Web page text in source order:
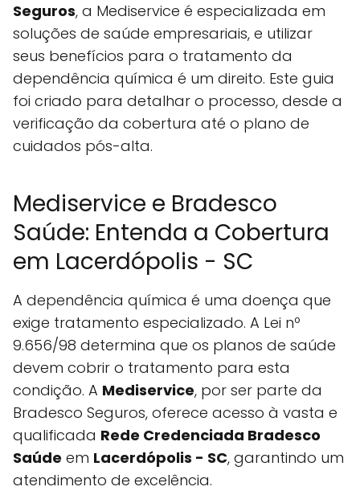
Seguros, a Mediservice é especializada em
soluções de saúde empresariais, e utilizar
seus benefícios para o tratamento da
dependência química é um direito. Este guia
foi criado para detalhar o processo, desde a
verificação da cobertura até o plano de
cuidados pós-alta.
Mediservice e Bradesco
Saúde: Entenda a Cobertura
em Lacerdópolis - SC
A dependência química é uma doença que
exige tratamento especializado. A Lei nº
9.656/98 determina que os planos de saúde
devem cobrir o tratamento para esta
condição. A Mediservice, por ser parte da
Bradesco Seguros, oferece acesso à vasta e
qualificada Rede Credenciada Bradesco
Saúde em Lacerdópolis - SC, garantindo um
atendimento de excelência.